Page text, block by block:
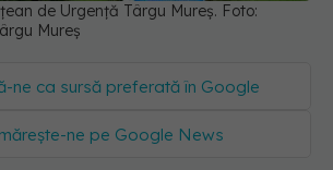
de Urgență Târgu Mureș. Foto:
Mureș
ne ca sursă preferată în Google
ne pe Google News